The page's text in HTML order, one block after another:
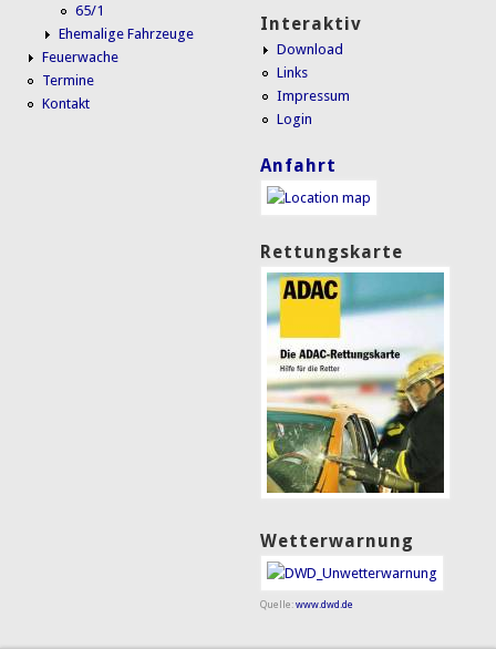
65/1
Ehemalige Fahrzeuge
Feuerwache
Termine
Kontakt
Interaktiv
Download
Links
Impressum
Login
Anfahrt
Rettungskarte
Wetterwarnung
Quelle:www.dwd.de